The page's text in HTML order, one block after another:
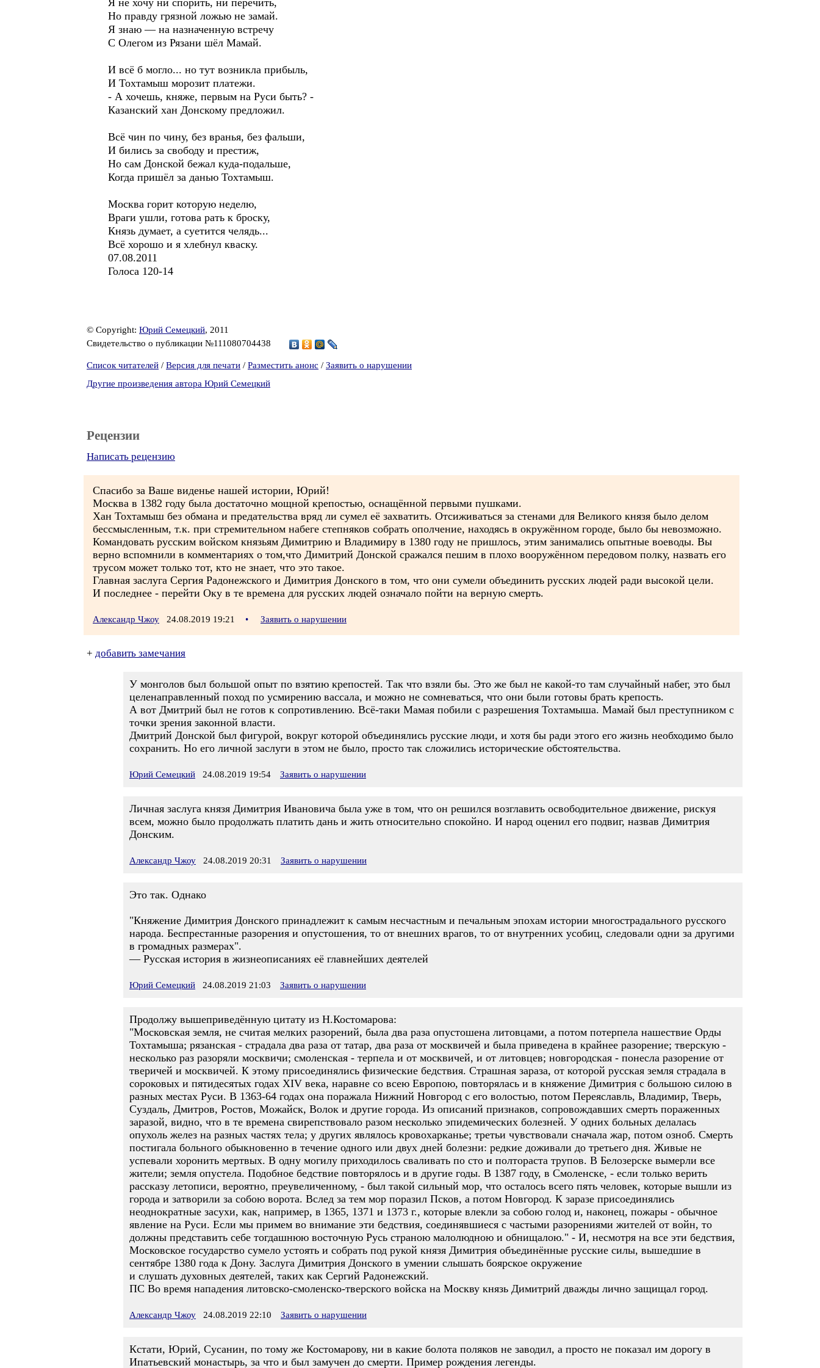
Я не хочу ни спорить, ни перечить,
Но правду грязной ложью не замай.
Я знаю — на назначенную встречу
С Олегом из Рязани шёл Мамай.
И всё б могло... но тут возникла прибыль,
И Тохтамыш морозит платежи.
- А хочешь, княже, первым на Руси быть? -
Казанский хан Донскому предложил.
Всё чин по чину, без вранья, без фальши,
И бились за свободу и престиж,
Но сам Донской бежал куда-подальше,
Когда пришёл за данью Тохтамыш.
Москва горит которую неделю,
Враги ушли, готова рать к броску,
Князь думает, а суетится челядь...
Всё хорошо и я хлебнул кваску.
07.08.2011
Голоса 120-14
© Copyright: Юрий Семецкий, 2011
Свидетельство о публикации №111080704438
Список читателей / Версия для печати / Разместить анонс / Заявить о нарушении
Другие произведения автора Юрий Семецкий
Рецензии
Написать рецензию
Спасибо за Ваше виденье нашей истории, Юрий!
Москва в 1382 году была достаточно мощной крепостью, оснащённой первыми пушками.
Хан Тохтамыш без обмана и предательства вряд ли сумел её захватить. Отсиживаться за стенами для Великого князя было делом
бессмысленным, т.к. при стремительном набеге степняков собрать ополчение, находясь в окружённом городе, было бы невозможно.
Командовать русским войском князьям Димитрию и Владимиру в 1380 году не пришлось, этим занимались опытные воеводы. Вы
верно вспомнили в комментариях о том,что Димитрий Донской сражался пешим в плохо вооружённом передовом полку, назвать его
трусом может только тот, кто не знает, что это такое.
Главная заслуга Сергия Радонежского и Димитрия Донского в том, что они сумели объединить русских людей ради высокой цели.
И последнее - перейти Оку в те времена для русских людей означало пойти на верную смерть.
Александр Чжоу 24.08.2019 19:21 • Заявить о нарушении
+ добавить замечания
У монголов был большой опыт по взятию крепостей. Так что взяли бы. Это же был не какой-то там случайный набег, это был
целенаправленный поход по усмирению вассала, и можно не сомневаться, что они были готовы брать крепость.
А вот Дмитрий был не готов к сопротивлению. Всё-таки Мамая побили с разрешения Тохтамыша. Мамай был преступником с
точки зрения законной власти.
Дмитрий Донской был фигурой, вокруг которой объединялись русские люди, и хотя бы ради этого его жизнь необходимо было
сохранить. Но его личной заслуги в этом не было, просто так сложились исторические обстоятельства.
Юрий Семецкий 24.08.2019 19:54 Заявить о нарушении
Личная заслуга князя Димитрия Ивановича была уже в том, что он решился возглавить освободительное движение, рискуя
всем, можно было продолжать платить дань и жить относительно спокойно. И народ оценил его подвиг, назвав Димитрия
Донским.
Александр Чжоу 24.08.2019 20:31 Заявить о нарушении
Это так. Однако
"Княжение Димитрия Донского принадлежит к самым несчастным и печальным эпохам истории многострадального русского
народа. Беспрестанные разорения и опустошения, то от внешних врагов, то от внутренних усобиц, следовали одни за другими
в громадных размерах".
— Русская история в жизнеописаниях её главнейших деятелей
Юрий Семецкий 24.08.2019 21:03 Заявить о нарушении
Продолжу вышеприведённую цитату из Н.Костомарова:
"Московская земля, не считая мелких разорений, была два раза опустошена литовцами, а потом потерпела нашествие Орды
Тохтамыша; рязанская - страдала два раза от татар, два раза от москвичей и была приведена в крайнее разорение; тверскую -
несколько раз разоряли москвичи; смоленская - терпела и от москвичей, и от литовцев; новгородская - понесла разорение от
тверичей и москвичей. К этому присоединялись физические бедствия. Страшная зараза, от которой русская земля страдала в
сороковых и пятидесятых годах XIV века, наравне со всею Европою, повторялась и в княжение Димитрия с большою силою в
разных местах Руси. В 1363-64 годах она поражала Нижний Новгород с его волостью, потом Переяславль, Владимир, Тверь,
Суздаль, Дмитров, Ростов, Можайск, Волок и другие города. Из описаний признаков, сопровождавших смерть пораженных
заразой, видно, что в те времена свирепствовало разом несколько эпидемических болезней. У одних больных делалась
опухоль желез на разных частях тела; у других являлось кровохарканье; третьи чувствовали сначала жар, потом озноб. Смерть
постигала больного обыкновенно в течение одного или двух дней болезни: редкие доживали до третьего дня. Живые не
успевали хоронить мертвых. В одну могилу приходилось сваливать по сто и полтораста трупов. В Белозерске вымерли все
жители; земля опустела. Подобное бедствие повторялось и в другие годы. В 1387 году, в Смоленске, - если только верить
рассказу летописи, вероятно, преувеличенному, - был такой сильный мор, что осталось всего пять человек, которые вышли из
города и затворили за собою ворота. Вслед за тем мор поразил Псков, а потом Новгород. К заразе присоединялись
неоднократные засухи, как, например, в 1365, 1371 и 1373 г., которые влекли за собою голод и, наконец, пожары - обычное
явление на Руси. Если мы примем во внимание эти бедствия, соединявшиеся с частыми разорениями жителей от войн, то
должны представить себе тогдашнюю восточную Русь страною малолюдною и обнищалою." - И, несмотря на все эти бедствия,
Московское государство сумело устоять и собрать под рукой князя Димитрия объединённые русские силы, вышедшие в
сентябре 1380 года к Дону. Заслуга Димитрия Донского в умении слышать боярское окружение
и слушать духовных деятелей, таких как Сергий Радонежский.
ПС Во время нападения литовско-смоленско-тверского войска на Москву князь Димитрий дважды лично защищал город.
Александр Чжоу 24.08.2019 22:10 Заявить о нарушении
Кстати, Юрий, Сусанин, по тому же Костомарову, ни в какие болота поляков не заводил, а просто не показал им дорогу в
Ипатьевский монастырь, за что и был замучен до смерти. Пример рождения легенды.